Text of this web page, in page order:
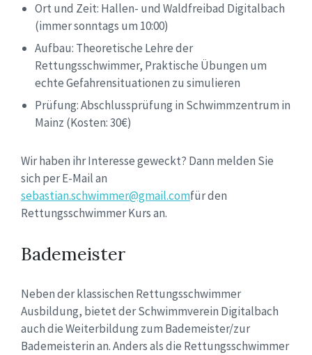
Ort und Zeit: Hallen- und Waldfreibad Digitalbach
(immer sonntags um 10:00)
Aufbau: Theoretische Lehre der
Rettungsschwimmer, Praktische Übungen um
echte Gefahrensituationen zu simulieren
Prüfung: Abschlussprüfung in Schwimmzentrum in
Mainz (Kosten: 30€)
Wir haben ihr Interesse geweckt? Dann melden Sie
sich per E-Mail an
sebastian.schwimmer@gmail.comfür den
Rettungsschwimmer Kurs an.
Bademeister
Neben der klassischen Rettungsschwimmer
Ausbildung, bietet der Schwimmverein Digitalbach
auch die Weiterbildung zum Bademeister/zur
Bademeisterin an. Anders als die Rettungsschwimmer